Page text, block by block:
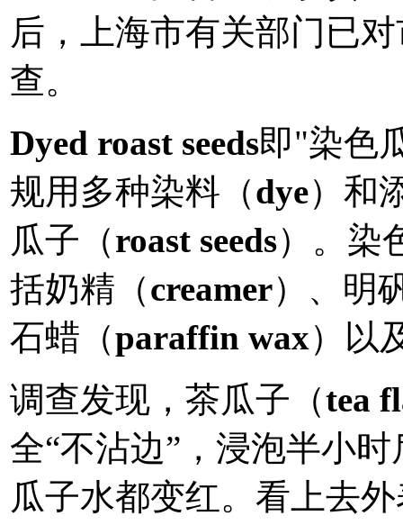
后，上海市有关部门已
查。
Dyed roast seeds即"染色
规用多种染料（dye）和
瓜子（roast seeds）。染
括奶精（creamer）、明
石蜡（paraffin wax）以
调查发现，茶瓜子（tea
全“不沾边”，浸泡半小
瓜子水都变红。看上去